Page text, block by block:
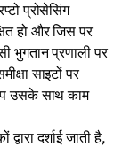
प्रोसेसिंग
हो और जिस पर
भुगतान प्रणाली पर
साइटों पर
उसके साथ काम
दर्शाई जाती है,